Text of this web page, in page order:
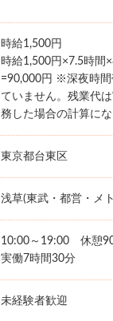
時給1,500円
時給1,500円×7.5時間
=90,000円 ※深夜時間
ていません。残業代
務した場合の計算にな
東京都台東区
浅草(東武・都営・メ
10:00～19:00 休憩
実働7時間30分
未経験者歓迎